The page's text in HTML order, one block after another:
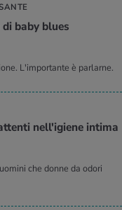
baby blues
L'importante è parlarne.
nell'igiene intima
che donne da odori